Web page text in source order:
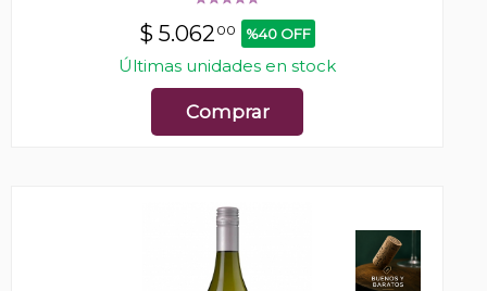
$ 5.062 00 %40 OFF
Últimas unidades en stock
Comprar